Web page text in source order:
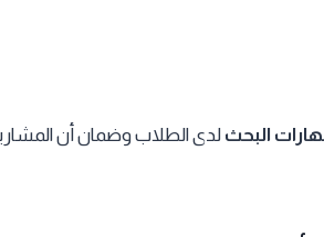
البحث لدى الطلاب وضمان أن